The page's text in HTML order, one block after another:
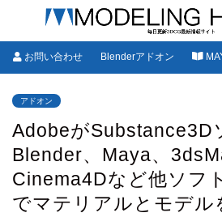
お問い合わせ Blenderアドオン
アドオン
AdobeがSubstance3D
Blender、Maya、
Cinema4Dなど他ソフ
でマテリアルとモデル